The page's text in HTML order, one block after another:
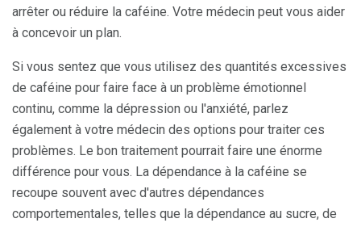
arrêter ou réduire la caféine. Votre médecin peut vous aider
à concevoir un plan.
Si vous sentez que vous utilisez des quantités excessives
de caféine pour faire face à un problème émotionnel
continu, comme la dépression ou l'anxiété, parlez
également à votre médecin des options pour traiter ces
problèmes. Le bon traitement pourrait faire une énorme
différence pour vous. La dépendance à la caféine se
recoupe souvent avec d'autres dépendances
comportementales, telles que la dépendance au sucre, de